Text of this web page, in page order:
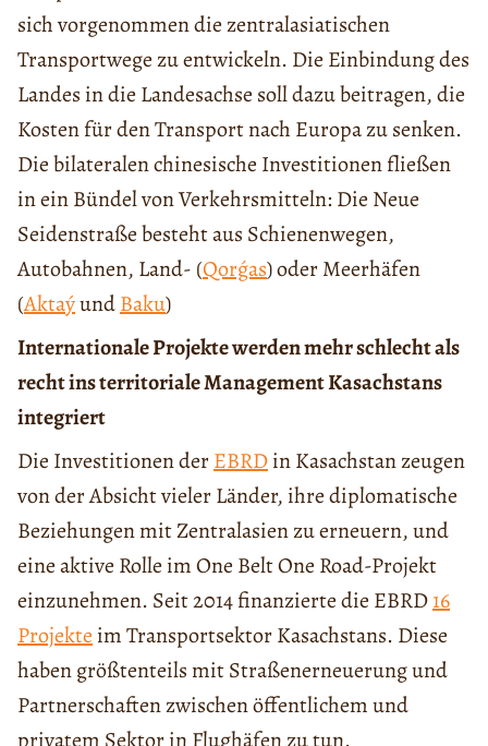
sich vorgenommen die zentralasiatischen
Transportwege zu entwickeln. Die Einbindung des
Landes in die Landesachse soll dazu beitragen, die
Kosten für den Transport nach Europa zu senken.
Die bilateralen chinesische Investitionen fließen
in ein Bündel von Verkehrsmitteln: Die Neue
Seidenstraße besteht aus Schienenwegen,
Autobahnen, Land- (Qorǵas) oder Meerhäfen
(AktaýundBaku)
Internationale Projekte werden mehr schlecht als
recht ins territoriale Management Kasachstans
integriert
Die Investitionen derEBRDin Kasachstan zeugen
von der Absicht vieler Länder, ihre diplomatische
Beziehungen mit Zentralasien zu erneuern, und
eine aktive Rolle im One Belt One Road-Projekt
einzunehmen. Seit 2014 finanzierte die EBRD16
Projekte im Transportsektor Kasachstans. Diese
haben größtenteils mit Straßenerneuerung und
Partnerschaften zwischen öffentlichem und
privatem Sektor in Flughäfen zu tun.